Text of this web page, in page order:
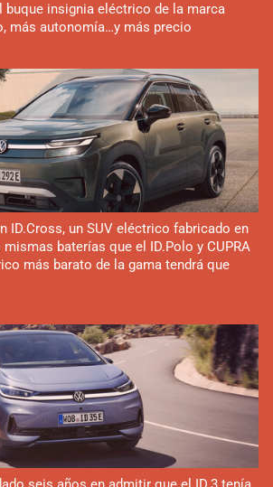
buque insignia eléctrico de la marca
más autonomía…y más precio
ID.Cross, un SUV eléctrico fabricado en
baterías que el ID.Polo y CUPRA
más barato de la gama tendrá que